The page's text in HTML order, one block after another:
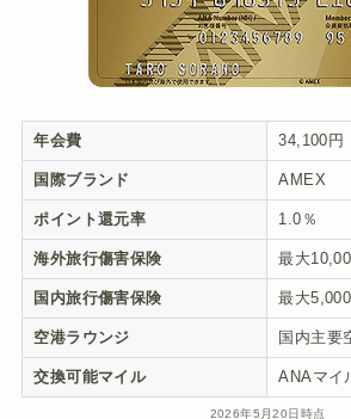
年会費 34,100円
国際ブランド AMEX
ポイント還元率 1.0％
海外旅行傷害保険 最大
国内旅行傷害保険 最大
空港ラウンジ 国内主要
交換可能マイル ANAマイ
2026年5月20日時点